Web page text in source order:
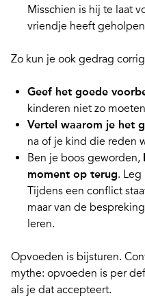
Misschien is hij te laat
vriendje heeft
Zo kun je ook gedrag
Geef het goede
kinderen niet zo
Vertel waarom je het
na of je kind die reden
Ben je boos geworden,
moment op terug. Leg
Tijdens een conflict
maar van de
leren.
Opvoeden is bijsturen.
mythe: opvoeden is per
als je dat accepteert.